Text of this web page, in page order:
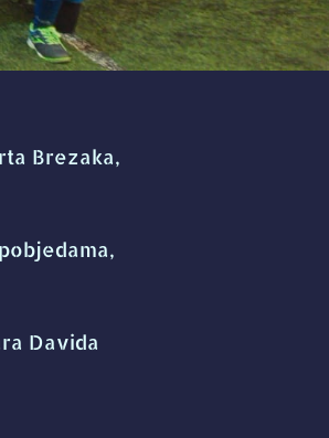
Brezaka,
Davida